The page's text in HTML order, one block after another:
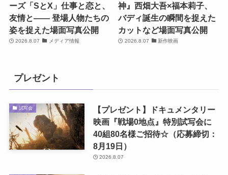
ーズ「SとX」仕事と恋と、
友情と―― 登場人物たちの
姿を捉えた場面写真公開
2026.8.07 メディア情報
神』西畑大吾×福本莉子、
バディ誕生の瞬間を捉えた
カットなど場面写真公開
2026.8.07 新作映画
プレゼント
試写会
【プレゼント】ドキュメンタリー
映画『戦場0地点』特別試写会に
40組80名様ご招待☆（応募締切：
8月19日）
2026.8.07